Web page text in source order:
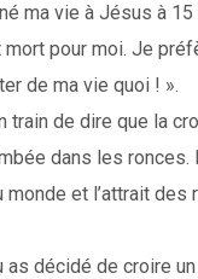
ma vie à Jésus à
pour moi. Je
de ma vie quoi ! ».
train de dire que la
dans les ronces.
monde et l’attrait des
décidé de croire